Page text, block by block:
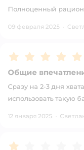
Полноценный рацион
09 февраля 2025 ·
Рейтинг:5
Общие
Сразу на 2-3 дня
использовать такую
12 января 2025 ·
Рейтинг: